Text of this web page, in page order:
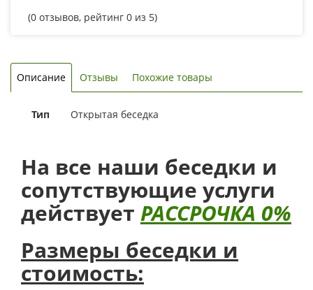
(0 отзывов, рейтинг 0 из 5)
Описание Отзывы Похожие товары
Тип Открытая беседка
На все наши беседки и
сопутствующие услуги
действует РАССРОЧКА 0%
Размеры беседки и
стоимость: